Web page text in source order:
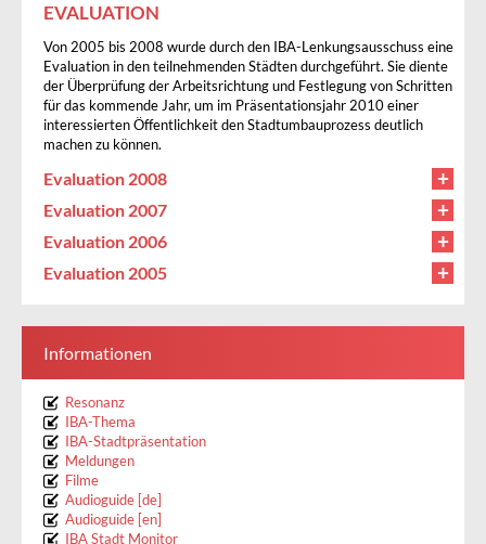
EVALUATION
Von 2005 bis 2008 wurde durch den IBA-Lenkungsausschuss eine
Evaluation in den teilnehmenden Städten durchgeführt. Sie diente
der Überprüfung der Arbeitsrichtung und Festlegung von Schritten
für das kommende Jahr, um im Präsentationsjahr 2010 einer
interessierten Öffentlichkeit den Stadtumbauprozess deutlich
machen zu können.
Evaluation 2008
Evaluation 2007
Evaluation 2006
Evaluation 2005
Informationen
Resonanz
IBA-Thema
IBA-Stadtpräsentation
Meldungen
Filme
Audioguide [de]
Audioguide [en]
IBA Stadt Monitor